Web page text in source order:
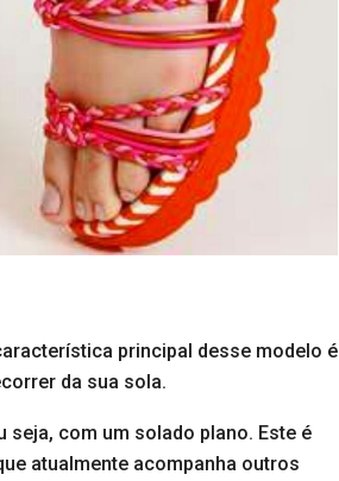
principal desse modelo é
da sua sola.
seja, com um solado plano. Este é
atualmente acompanha outros